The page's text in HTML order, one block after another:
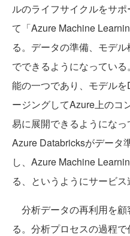
ルのライフサイクルをサ
て「Azure Machine
る。データの準備、モデ
でできるようになってい
能の一つであり、モデル
ージングしてAzure上のコ
易に展開できるようにな
Azure Databricksがデータ
し、Azure Machine
る、というようにサービ
分析データの再利用を
る。分析プロセスの過程